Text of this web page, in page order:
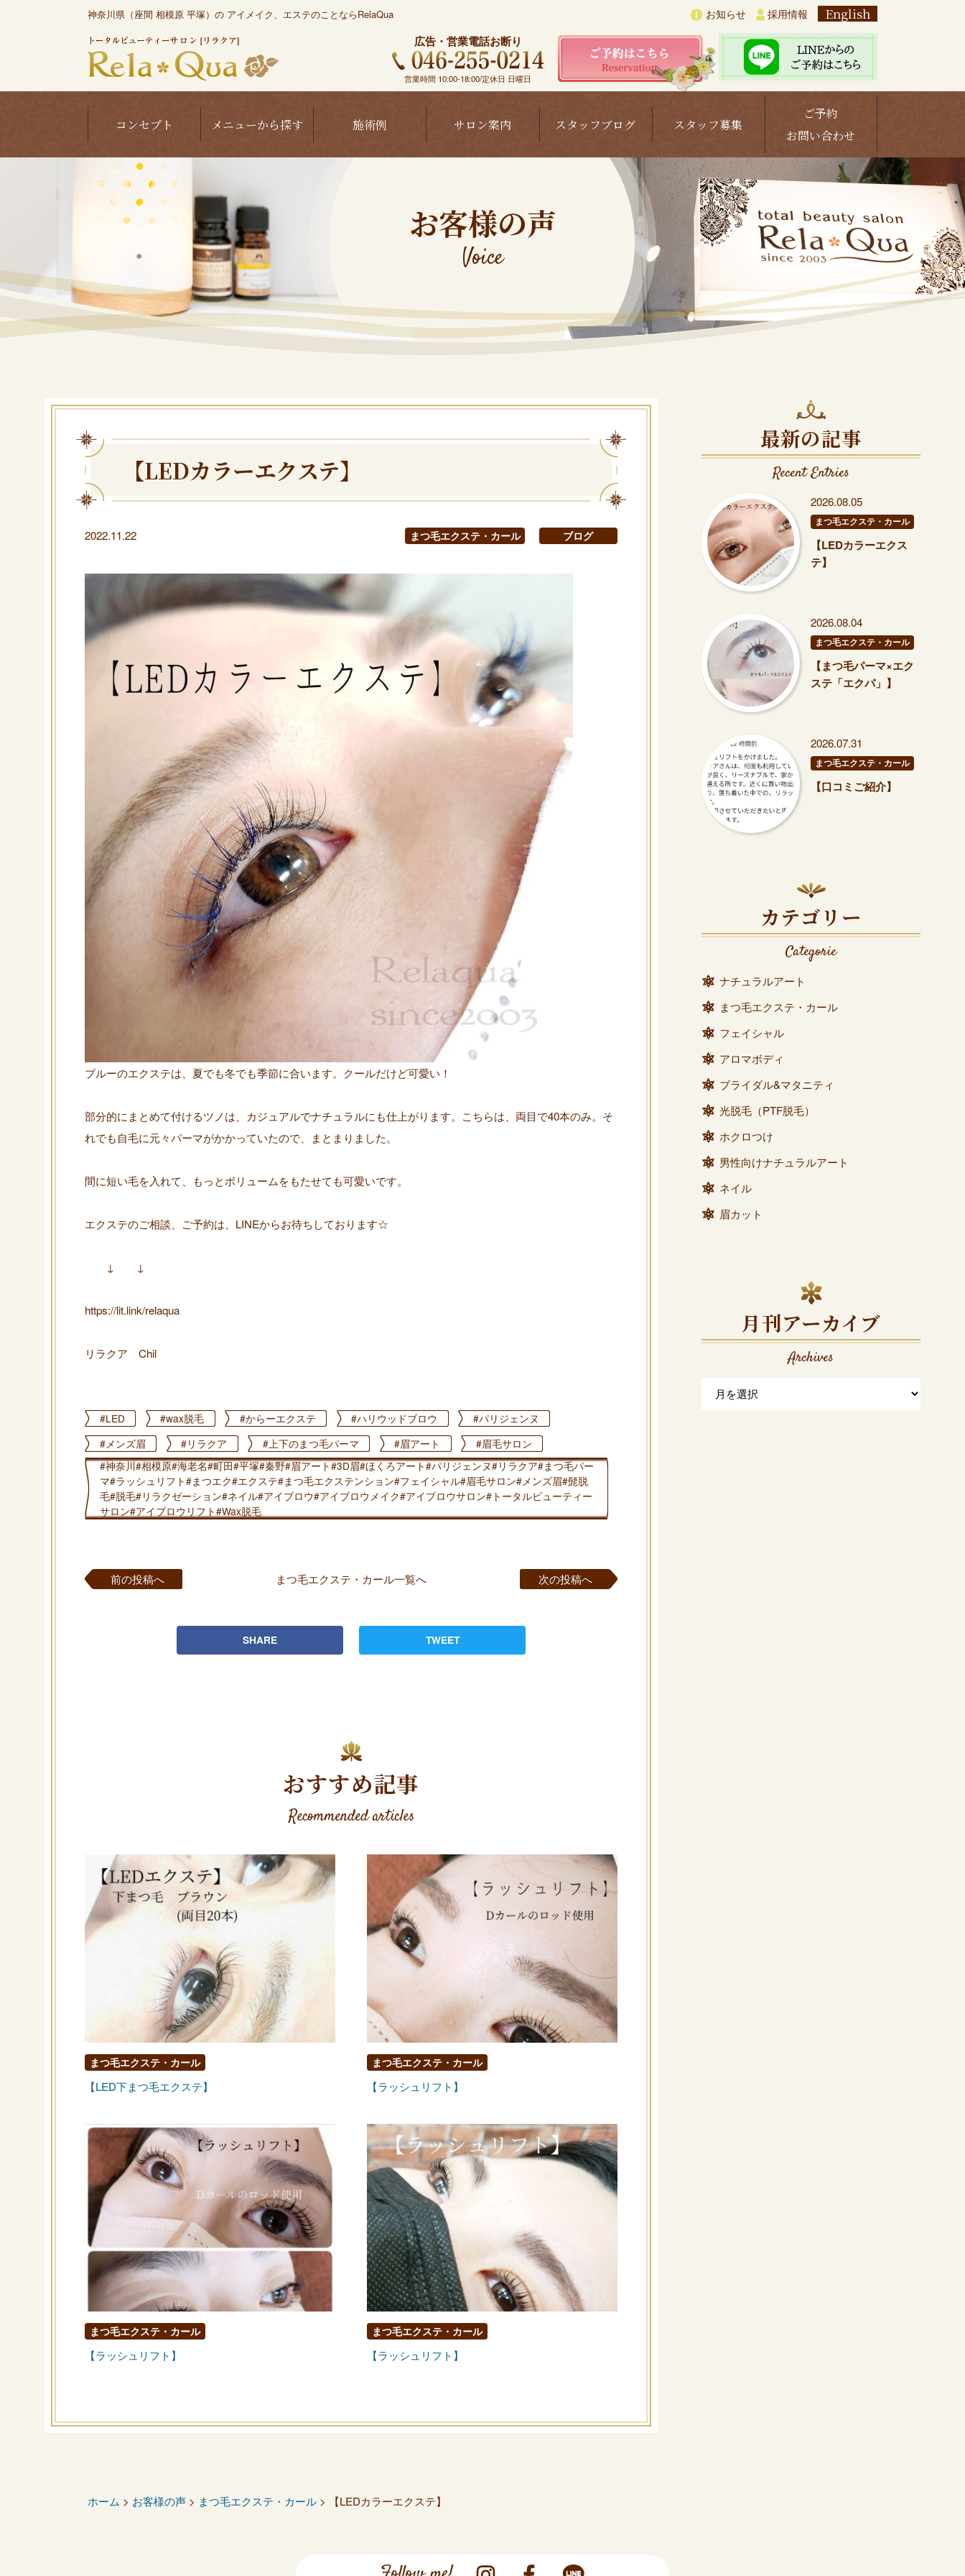
神奈川県（座間 相模原 平塚）の アイメイク、エステのことならRelaQua お知らせ 採用情報 English
広告・営業電話お断り
営業時間 10:00-18:00/定休日 日曜日
コンセプト メニューから探す 施術例 サロン案内 スタッフブログ スタッフ募集
ご予約
お問い合わせ
お客様の声
Voice
【LEDカラーエクステ】
2022.11.22 まつ毛エクステ・カール ブログ
ブルーのエクステは、夏でも冬でも季節に合います。クールだけど可愛い！
部分的にまとめて付けるツノは、カジュアルでナチュラルにも仕上がります。こちらは、両目で40本のみ。そ
れでも自毛に元々パーマがかかっていたので、まとまりました。
間に短い毛を入れて、もっとボリュームをもたせても可愛いです。
エクステのご相談、ご予約は、LINEからお待ちしております☆
↓ ↓
https://lit.link/relaqua
リラクア Chil
#LED #wax脱毛 #からーエクステ #ハリウッドブロウ
#パリジェンヌ
#メンズ眉
#リラクア #上下のまつ毛パーマ #眉アート
#眉毛サロン
#神奈川#相模原#海老名#町田#平塚#秦野#眉アート#3D眉#ほくろアート#パリジェンヌ#リラクア#まつ毛パー
マ#ラッシュリフト#まつエク#エクステ#まつ毛エクステンション#フェイシャル#眉毛サロン#メンズ眉#髭脱
毛#脱毛#リラクゼーション#ネイル#アイブロウ#アイブロウメイク#アイブロウサロン#トータルビューティー
サロン#アイブロウリフト#Wax脱毛
前の投稿へ まつ毛エクステ・カール一覧へ 次の投稿へ
SHARE TWEET
おすすめ記事
Recommended articles
まつ毛エクステ・カール
【LED下まつ毛エクステ】
まつ毛エクステ・カール
【ラッシュリフト】
まつ毛エクステ・カール
【ラッシュリフト】
まつ毛エクステ・カール
【ラッシュリフト】
最新の記事
Recent Entries
2026.08.05
まつ毛エクステ・カール
【LEDカラーエクス
テ】
2026.08.04
まつ毛エクステ・カール
【まつ毛パーマ×エク
ステ「エクパ」】
2026.07.31
まつ毛エクステ・カール
【口コミご紹介】
カテゴリー
Categorie
ナチュラルアート
まつ毛エクステ・カール
フェイシャル
アロマボディ
ブライダル&マタニティ
光脱毛（PTF脱毛）
ホクロつけ
男性向けナチュラルアート
ネイル
眉カット
月刊アーカイブ
Archives
ホーム > お客様の声 > まつ毛エクステ・カール > 【LEDカラーエクステ】